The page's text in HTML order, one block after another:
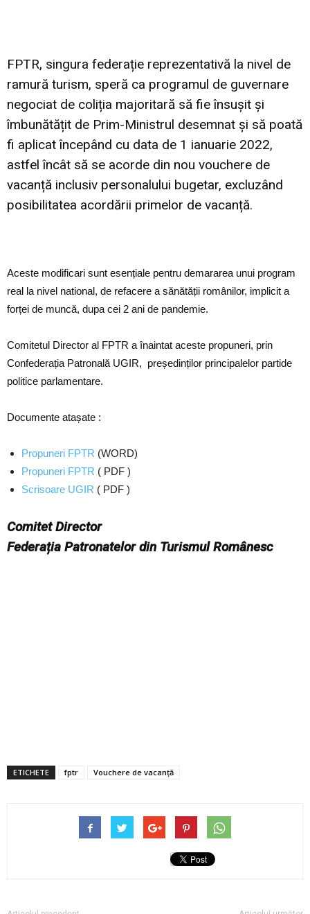
FPTR, singura federație reprezentativă la nivel de
ramură turism, speră ca programul de guvernare
negociat de coliția majoritară să fie însușit și
îmbunătățit de Prim-Ministrul desemnat și să poată
fi aplicat începând cu data de 1 ianuarie 2022,
astfel încât să se acorde din nou vouchere de
vacanță inclusiv personalului bugetar, excluzând
posibilitatea acordării primelor de vacanță.
Aceste modificari sunt esențiale pentru demararea unui program
real la nivel national, de refacere a sănătății românilor, implicit a
forței de muncă, dupa cei 2 ani de pandemie.
Comitetul Director al FPTR a înaintat aceste propuneri, prin
Confederația Patronală UGIR, președinților principalelor partide
politice parlamentare.
Documente atașate :
Propuneri FPTR (WORD)
Propuneri FPTR ( PDF )
Scrisoare UGIR ( PDF )
Comitet Director
Federația Patronatelor din Turismul Românesc
ETICHETE fptr Vouchere de vacanță